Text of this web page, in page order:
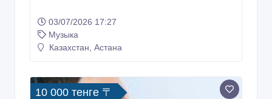
03/07/2026 17:27
Музыка
Казахстан, Астана
10 000 тенге 〒